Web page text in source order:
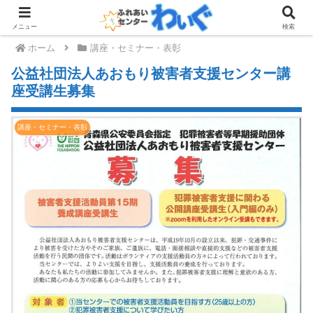
ホーム 講座・セミナー・表彰
公益社団法人あおもり被害者支援センター講
座受講生募集
講座・セミナー・表彰
メニュー 検索